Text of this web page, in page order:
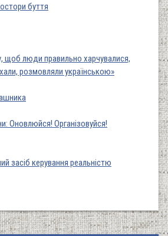
буття
щоб люди правильно харчувалися,
розмовляли українською»
Оновлюйся! Організовуйся!
засіб керування реальністю